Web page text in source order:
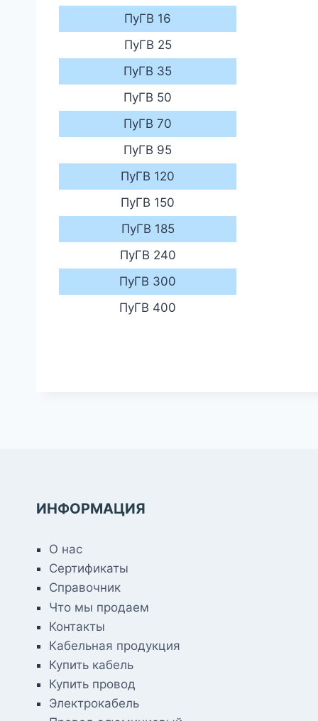
ПуГВ 16
ПуГВ 25
ПуГВ 35
ПуГВ 50
ПуГВ 70
ПуГВ 95
ПуГВ 120
ПуГВ 150
ПуГВ 185
ПуГВ 240
ПуГВ 300
ПуГВ 400
ИНФОРМАЦИЯ
О нас
Сертификаты
Справочник
Что мы продаем
Контакты
Кабельная продукция
Купить кабель
Купить провод
Электрокабель